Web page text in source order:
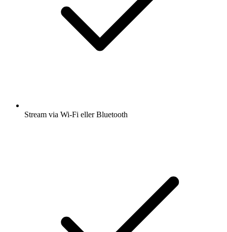
Stream via Wi-Fi eller Bluetooth